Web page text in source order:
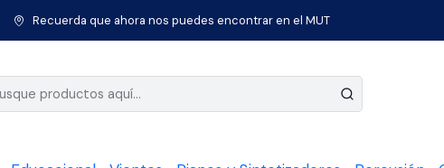
Recuerda que ahora nos puedes encontrar en el MUT
Instrumentos de Cuerda Set Cuerdas Cuatro Aquilla Nylgut 4Ch
|
Set Cuerdas